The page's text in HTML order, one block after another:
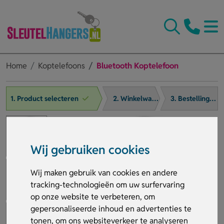
Wij gebruiken cookies
Wij maken gebruik van cookies en andere
tracking-technologieën om uw surfervaring
op onze website te verbeteren, om
gepersonaliseerde inhoud en advertenties te
tonen, om ons websiteverkeer te analyseren
Home Koptelefoons Bluetooth Koptelefoon
1. Product selecteren 2. Winkelwagen 3. Bestelling afronden